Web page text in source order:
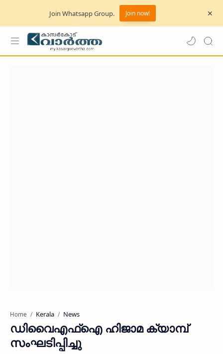
Join Whatsapp Group. Join now!
Home Kerala News
ഡിവൈഎഫ്‌ഐ ഹിജാമ ക്യാമ്പ്
സംഘടിപ്പിച്ചു